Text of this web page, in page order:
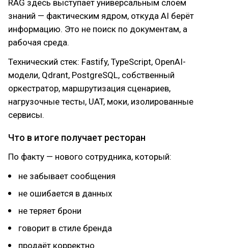
RAG здесь выступает универсальным слоем
знаний — фактическим ядром, откуда AI берёт
информацию. Это не поиск по документам, а
рабочая среда.
Технический стек: Fastify, TypeScript, OpenAI-
модели, Qdrant, PostgreSQL, собственный
оркестратор, маршрутизация сценариев,
нагрузочные тесты, UAT, моки, изолированные
сервисы.
Что в итоге получает ресторан
По факту — нового сотрудника, который:
не забывает сообщения
не ошибается в данных
не теряет брони
говорит в стиле бренда
продаёт корректно